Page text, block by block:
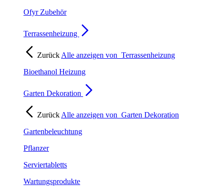
Ofyr Zubehör
Terrassenheizung
Zurück Alle anzeigen von Terrassenheizung
Bioethanol Heizung
Garten Dekoration
Zurück Alle anzeigen von Garten Dekoration
Gartenbeleuchtung
Pflanzer
Serviertabletts
Wartungsprodukte